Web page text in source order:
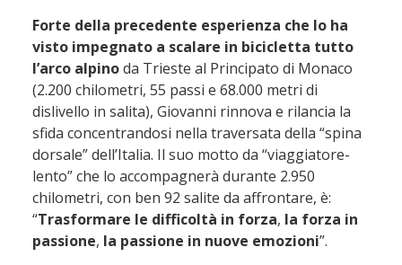
Forte della precedente esperienza che lo ha
visto impegnato a scalare in bicicletta tutto
l’arco alpinoda Trieste al Principato di Monaco
(2.200 chilometri, 55 passi e 68.000 metri di
dislivello in salita), Giovanni rinnova e rilancia la
sfida concentrandosi nella traversata della “spina
dorsale” dell’Italia. Il suo motto da “viaggiatore-
lento” che lo accompagnerà durante 2.950
chilometri, con ben 92 salite da affrontare, è:
“Trasformare le difficoltà in forza, la forza in
passione, la passione in nuove emozioni”.